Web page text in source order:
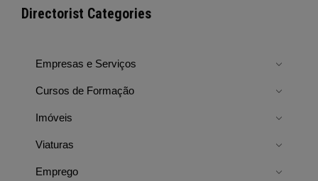
Directorist Categories
Empresas e Serviços
Cursos de Formação
Imóveis
Viaturas
Emprego